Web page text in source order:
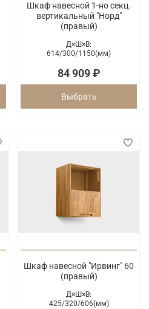
Шкаф навесной 1-но секц.
вертикальный "Норд"
(правый)
Д×Ш×В:
614/300/1150(мм)
84 909 ₽
Выбрать
Шкаф навесной "Ирвинг" 60
(правый)
Д×Ш×В:
425/320/606(мм)